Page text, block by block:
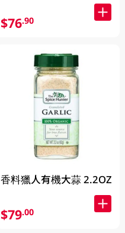
$76.90
香料獵人有機大蒜 2.2OZ
$79.00